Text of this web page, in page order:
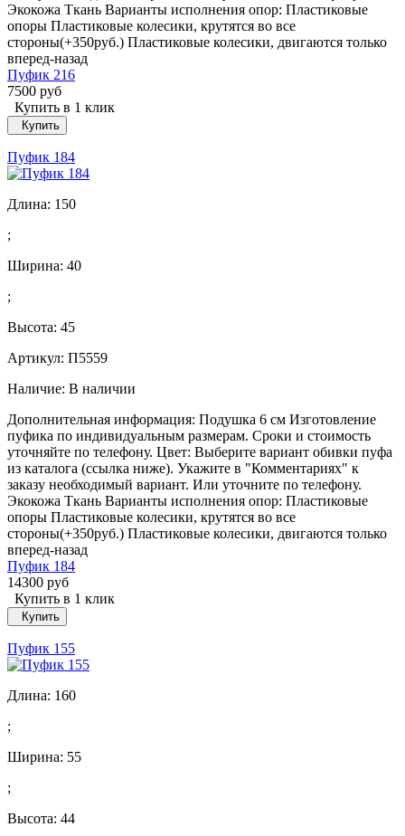
Экокожа Ткань Варианты исполнения опор: Пластиковые
опоры Пластиковые колесики, крутятся во все
стороны(+350руб.) Пластиковые колесики, двигаются только
вперед-назад
Пуфик 216
7500 руб
Купить в 1 клик
Купить
Пуфик 184
Длина: 150
;
Ширина: 40
;
Высота: 45
Артикул: П5559
Наличие: В наличии
Дополнительная информация: Подушка 6 см Изготовление
пуфика по индивидуальным размерам. Сроки и стоимость
уточняйте по телефону. Цвет: Выберите вариант обивки пуфа
из каталога (ссылка ниже). Укажите в "Комментариях" к
заказу необходимый вариант. Или уточните по телефону.
Экокожа Ткань Варианты исполнения опор: Пластиковые
опоры Пластиковые колесики, крутятся во все
стороны(+350руб.) Пластиковые колесики, двигаются только
вперед-назад
Пуфик 184
14300 руб
Купить в 1 клик
Купить
Пуфик 155
Длина: 160
;
Ширина: 55
;
Высота: 44